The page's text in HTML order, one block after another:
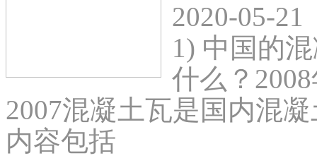
2020-05-21
1) 中国的
什么？
2007混凝土瓦是国内混
内容包括